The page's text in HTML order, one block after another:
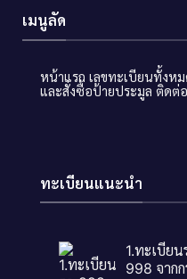
เมนูลัด
หน้าแรก เลขทะเบียนทั้งห
และสั่งซื้อป้ายประมูล ติดต่อ
ทะเบียนแนะนำ
1.ทะเบีย
998 จาก